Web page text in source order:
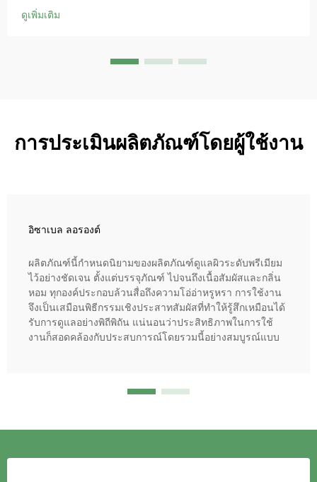
เกราะป้องกันผิวในผิวที่บอบบาง ลองใช้โซลูชัน 'ช่องสีน้ำเงินเล็ก'
วันนี้เลย
ดูเพิ่มเติม
การประเมินผลิตภัณฑ์โดยผู้ใช้งาน
อิซาเบล ลอรองต์
ผลิตภัณฑ์นี้กำหนดนิยามของผลิตภัณฑ์ดูแลผิวระดับพรีเมียม
ไว้อย่างชัดเจน ตั้งแต่บรรจุภัณฑ์ ไปจนถึงเนื้อสัมผัสและกลิ่น
หอม ทุกองค์ประกอบล้วนสื่อถึงความโอ่อ่าหรูหรา การใช้งาน
จึงเป็นเสมือนพิธีกรรมเชิงประสาทสัมผัสที่ทำให้รู้สึกเหมือนได้
รับการดูแลอย่างพิถีพิถัน แน่นอนว่าประสิทธิภาพในการใช้
งานก็สอดคล้องกับประสบการณ์โดยรวมนี้อย่างสมบูรณ์แบบ